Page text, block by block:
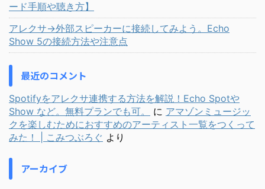
ード手順や聴き方】
アレクサ→外部スピーカーに接続してみよう。Echo
Show 5の接続方法や注意点
最近のコメント
Spotifyをアレクサ連携する方法を解説！Echo Spotや
Show など。無料プランでも可。
に アマゾンミュージッ
クを楽しむためにおすすめのアーティスト一覧をつくって
みた！ | こみつぶろぐ より
アーカイブ